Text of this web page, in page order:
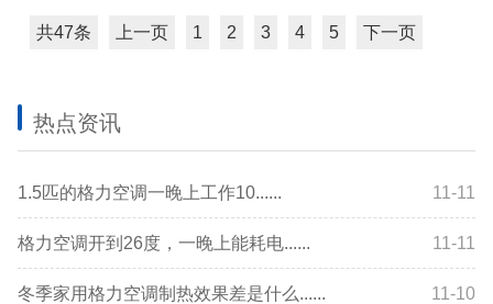
共47条 上一页 1 2 3 4 5 下一页
热点资讯
11-11
1.5匹的格力空调一晚上工作10......
11-11
格力空调开到26度，一晚上能耗电......
11-10
冬季家用格力空调制热效果差是什么......